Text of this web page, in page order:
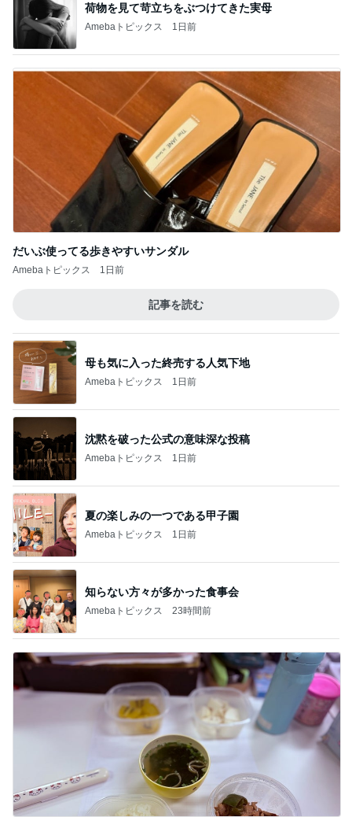
荷物を見て苛立ちをぶつけてきた実母
Amebaトピックス 1日前
だいぶ使ってる歩きやすいサンダル
Amebaトピックス 1日前
記事を読む
母も気に入った終売する人気下地
Amebaトピックス 1日前
沈黙を破った公式の意味深な投稿
Amebaトピックス 1日前
夏の楽しみの一つである甲子園
Amebaトピックス 1日前
知らない方々が多かった食事会
Amebaトピックス 23時間前